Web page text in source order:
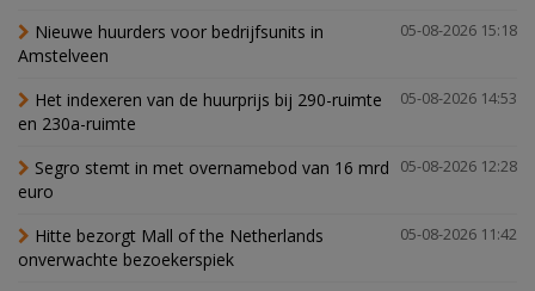
05-08-2026 15:18
Nieuwe huurders voor bedrijfsunits in
Amstelveen
05-08-2026 14:53
Het indexeren van de huurprijs bij 290-ruimte
en 230a-ruimte
05-08-2026 12:28
Segro stemt in met overnamebod van 16 mrd
euro
05-08-2026 11:42
Hitte bezorgt Mall of the Netherlands
onverwachte bezoekerspiek